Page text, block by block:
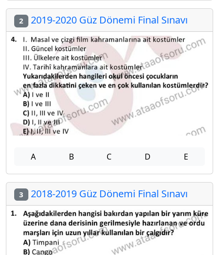
2 2019-2020 Güz Dönemi Final Sınavı
A B C D E
3 2018-2019 Güz Dönemi Final Sınavı